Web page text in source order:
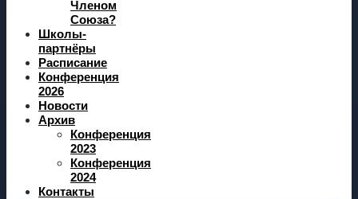
Членом
Союза?
Школы-
партнёры
Расписание
Конференция
2026
Новости
Архив
Конференция
2023
Конференция
2024
Контакты